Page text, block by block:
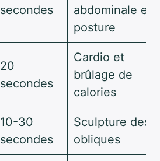
secondes
abdominale et
posture
20
secondes
Cardio et
brûlage de
calories
10-30
secondes
Sculpture des
obliques